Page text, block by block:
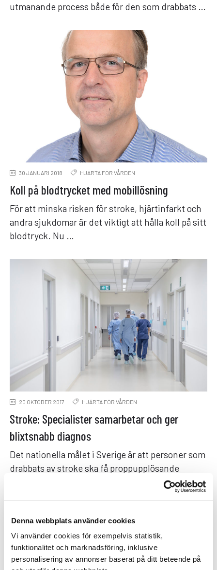
Denna webbplats använder cookies
Vi använder cookies för exempelvis statistik,
funktionalitet och marknadsföring, inklusive
personalisering av annonser baserat på ditt beteende på
utmanande process både för den som drabbats …
30 JANUARI 2018 HJÄRTA FÖR VÅRDEN
Koll på blodtrycket med mobillösning
För att minska risken för stroke, hjärtinfarkt och
andra sjukdomar är det viktigt att hålla koll på sitt
blodtryck. Nu …
20 OKTOBER 2017 HJÄRTA FÖR VÅRDEN
Stroke: Specialister samarbetar och ger
blixtsnabb diagnos
Det nationella målet i Sverige är att personer som
drabbats av stroke ska få proppupplösande